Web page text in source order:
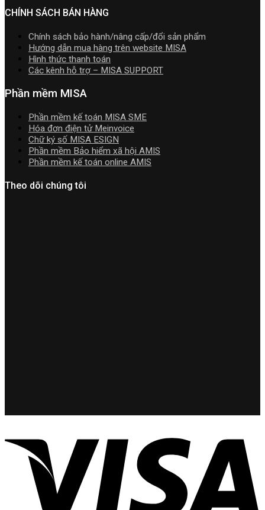
2026
CHÍNH SÁCH BÁN HÀNG
Chính sách bảo hành/nâng cấp/đổi sản phẩm
Hướng dẫn mua hàng trên website MISA
Hình thức thanh toán
Các kênh hỗ trợ – MISA SUPPORT
Phần mềm MISA
Phần mềm kế toán MISA SME
Hóa đơn điện tử Meinvoice
Chữ ký số MISA ESIGN
Phần mềm Bảo hiểm xã hội AMIS
Phần mềm kế toán online AMIS
Theo dõi chúng tôi